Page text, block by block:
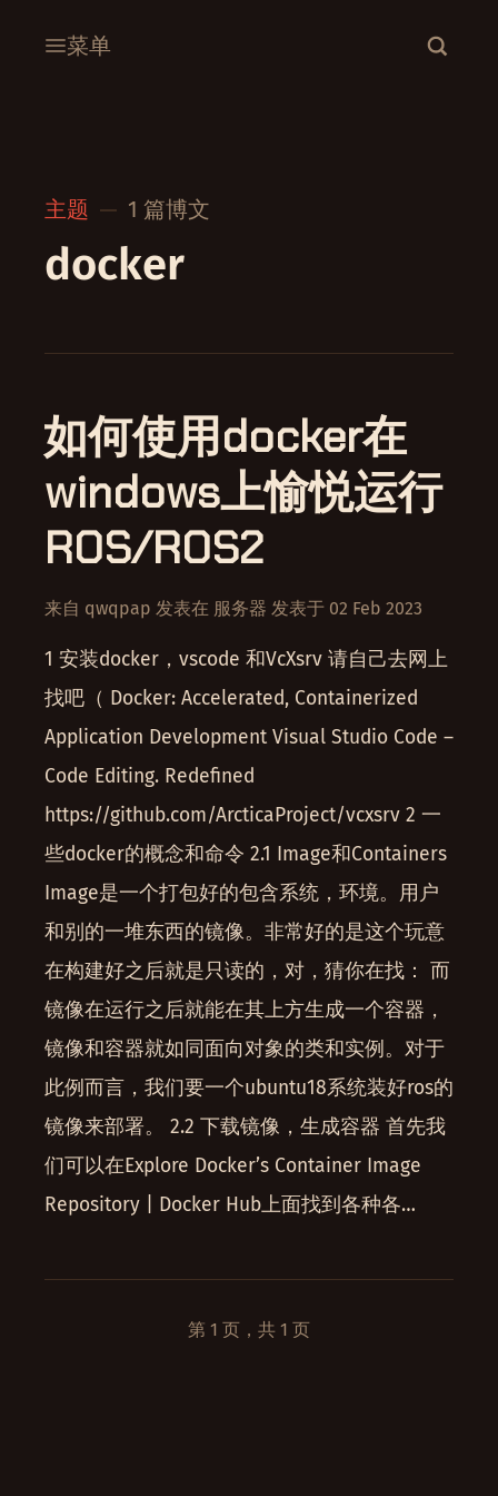
菜单
主题 1 篇博文
docker
如何使用docker在
windows上愉悦运行
ROS/ROS2
来自 qwqpap 发表在 服务器 发表于 02 Feb 2023
1 安装docker，vscode 和VcXsrv 请自己去网上
找吧（ Docker: Accelerated, Containerized
Application Development Visual Studio Code –
Code Editing. Redefined
https://github.com/ArcticaProject/vcxsrv 2 一
些docker的概念和命令 2.1 Image和Containers
Image是一个打包好的包含系统，环境。用户
和别的一堆东西的镜像。非常好的是这个玩意
在构建好之后就是只读的，对，猜你在找： 而
镜像在运行之后就能在其上方生成一个容器，
镜像和容器就如同面向对象的类和实例。对于
此例而言，我们要一个ubuntu18系统装好ros的
镜像来部署。 2.2 下载镜像，生成容器 首先我
们可以在Explore Docker’s Container Image
Repository | Docker Hub上面找到各种各…
第 1 页，共 1 页